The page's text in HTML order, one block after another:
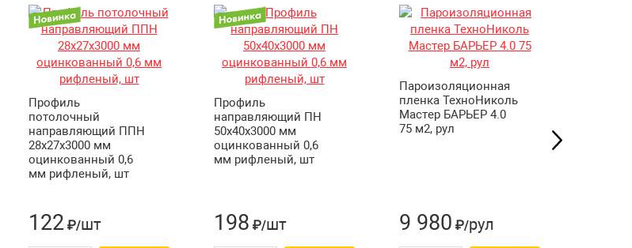
Профиль
потолочный
направляющий ППН
28х27х3000 мм
оцинкованный 0,6
мм рифленый, шт
122 ₽/шт
Профиль
направляющий ПН
50х40х3000 мм
оцинкованный 0,6
мм рифленый, шт
198 ₽/шт
Пароизоляционная
пленка ТехноНиколь
Мастер БАРЬЕР 4.0
75 м2, рул
9 980 ₽/рул